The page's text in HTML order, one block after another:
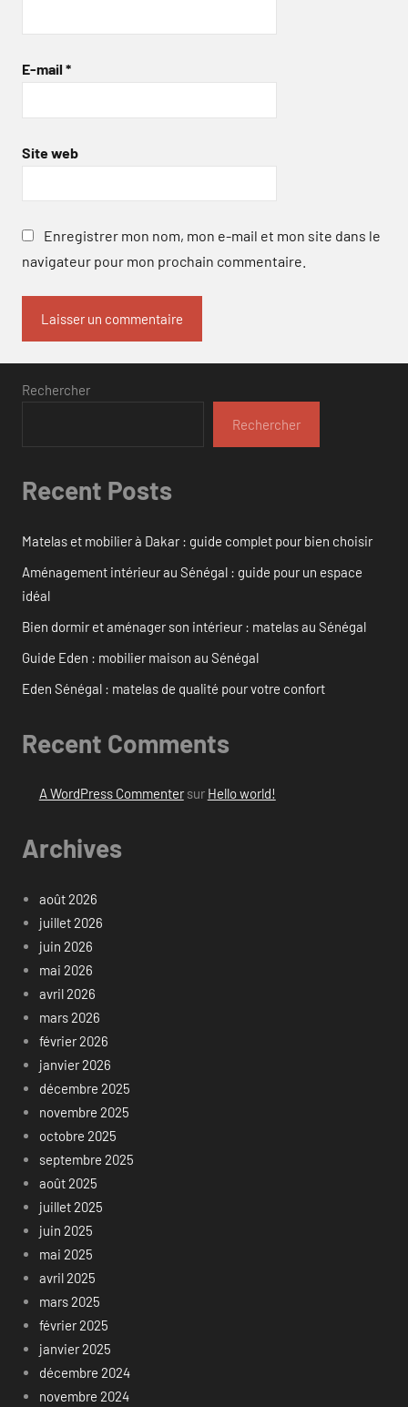
E-mail *
Site web
Enregistrer mon nom, mon e-mail et mon site dans le
navigateur pour mon prochain commentaire.
Rechercher
Rechercher
Recent Posts
Matelas et mobilier à Dakar : guide complet pour bien choisir
Aménagement intérieur au Sénégal : guide pour un espace
idéal
Bien dormir et aménager son intérieur : matelas au Sénégal
Guide Eden : mobilier maison au Sénégal
Eden Sénégal : matelas de qualité pour votre confort
Recent Comments
A WordPress Commentersur Hello world!
Archives
août 2026
juillet 2026
juin 2026
mai 2026
avril 2026
mars 2026
février 2026
janvier 2026
décembre 2025
novembre 2025
octobre 2025
septembre 2025
août 2025
juillet 2025
juin 2025
mai 2025
avril 2025
mars 2025
février 2025
janvier 2025
décembre 2024
novembre 2024